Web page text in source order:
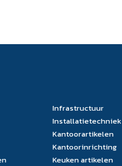
Infrastructuur
Installatietechniek
Kantoorartikelen
Kantoorinrichting
Keuken artikelen